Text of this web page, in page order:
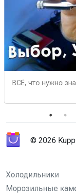
ВСЁ, что нужно
© 2026
Холодильники
Морозильные